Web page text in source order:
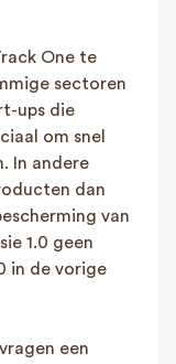
One te
sectoren
ups die
om snel
In andere
dan
van
1.0 geen
in de vorige
een